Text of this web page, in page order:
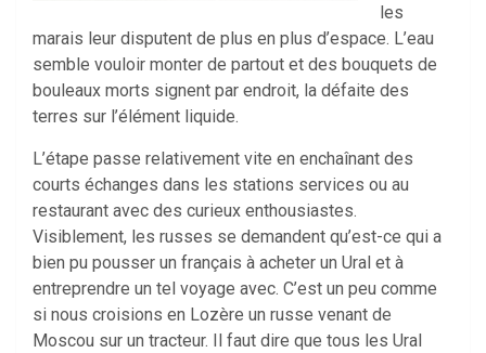
les
marais leur disputent de plus en plus d’espace. L’eau
semble vouloir monter de partout et des bouquets de
bouleaux morts signent par endroit, la défaite des
terres sur l’élément liquide.
L’étape passe relativement vite en enchaînant des
courts échanges dans les stations services ou au
restaurant avec des curieux enthousiastes.
Visiblement, les russes se demandent qu’est-ce qui a
bien pu pousser un français à acheter un Ural et à
entreprendre un tel voyage avec. C’est un peu comme
si nous croisions en Lozère un russe venant de
Moscou sur un tracteur. Il faut dire que tous les Ural